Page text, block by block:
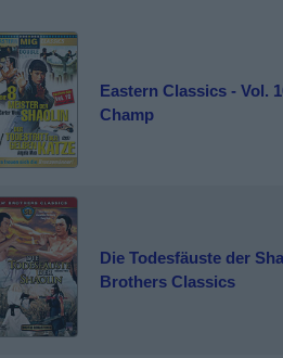
Eastern Classics - Vol.
Champ
Die Todesfäuste der
Brothers Classics